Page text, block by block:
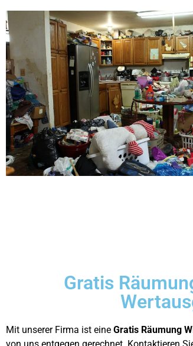
Gratis
Mit unserer Firma ist eine Gratis Räumung